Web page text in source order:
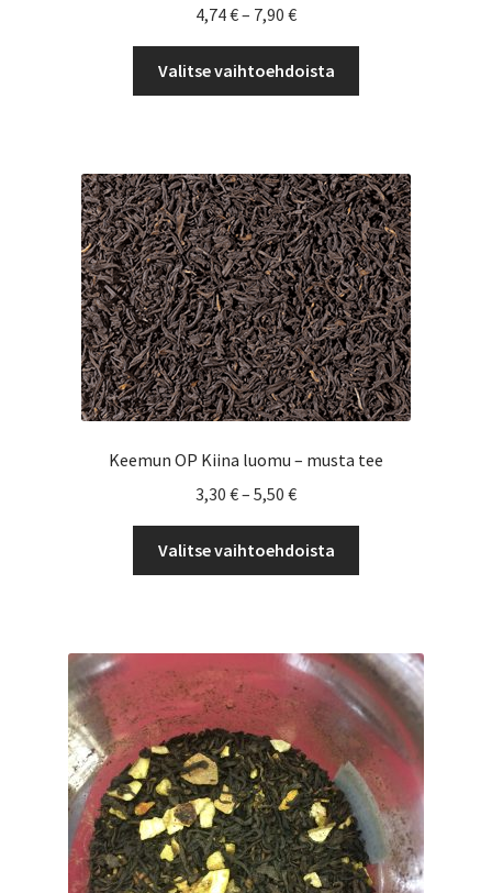
4,74€– 7,90 €Hintaluokka:
4,74 €
-
7,90 €
Valitse vaihtoehdoista
muunnelma.
Voit
tehdä
valinnat
tuotteen
sivulla.
Keemun OP Kiina luomu – musta tee
3,30 €– 5,50 €Hintaluokka:
-
5,50 €
Valitse vaihtoehdoista
Voit
tehdä
valinnat
tuotteen
sivulla.